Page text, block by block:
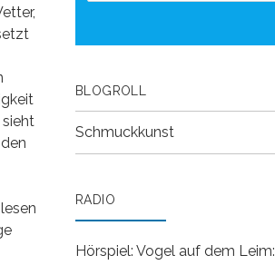
BLOGROLL
Schmuckkunst
RADIO
Hörspiel: Vogel auf dem Leim: